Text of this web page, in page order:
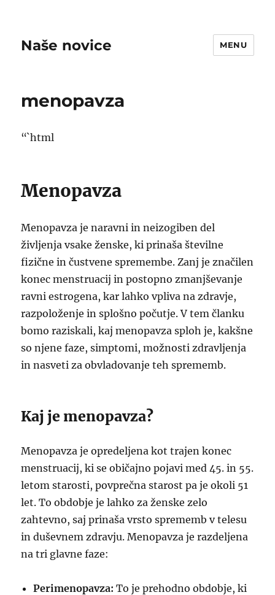
Naše novice MENU
menopavza
“`html
Menopavza
Menopavza je naravni in neizogiben del
življenja vsake ženske, ki prinaša številne
fizične in čustvene spremembe. Zanj je značilen
konec menstruacij in postopno zmanjševanje
ravni estrogena, kar lahko vpliva na zdravje,
razpoloženje in splošno počutje. V tem članku
bomo raziskali, kaj menopavza sploh je, kakšne
so njene faze, simptomi, možnosti zdravljenja
in nasveti za obvladovanje teh sprememb.
Kaj je menopavza?
Menopavza je opredeljena kot trajen konec
menstruacij, ki se običajno pojavi med 45. in 55.
letom starosti, povprečna starost pa je okoli 51
let. To obdobje je lahko za ženske zelo
zahtevno, saj prinaša vrsto sprememb v telesu
in duševnem zdravju. Menopavza je razdeljena
na tri glavne faze:
Perimenopavza: To je prehodno obdobje, ki